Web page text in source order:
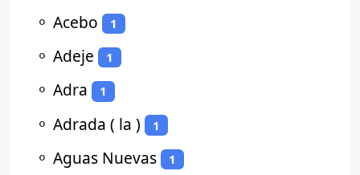
⚬ Acebo 1
⚬ Adeje 1
⚬ Adra 1
⚬ Adrada ( la ) 1
⚬ Aguas Nuevas 1